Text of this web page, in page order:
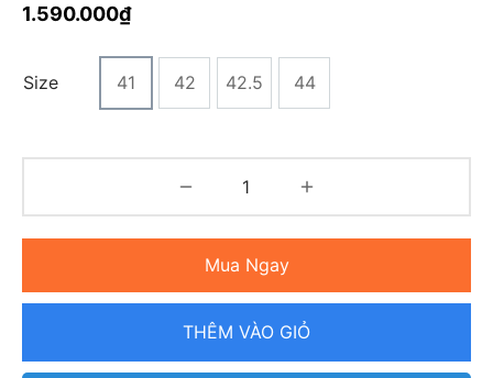
1.590.000₫
Size 41 42 42.5 44
Mua Ngay
THÊM VÀO GIỎ